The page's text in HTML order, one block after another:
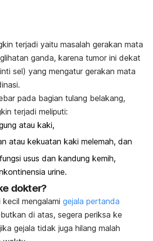
terjadi yaitu masalah gerakan mata
ganda, karena tumor ini dekat
sel) yang mengatur gerakan mata
pada bagian tulang belakang,
terjadi meliputi:
atau kaki,
atau kekuatan kaki melemah, dan
usus dan kandung kemih,
urine.
dokter?
mengalami gejala pertanda
di atas, segera periksa ke
gejala tidak juga hilang malah